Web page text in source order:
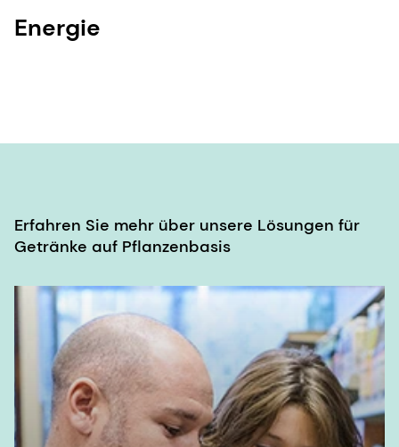
Energie
Erfahren Sie mehr über unsere Lösungen für
Getränke auf Pflanzenbasis